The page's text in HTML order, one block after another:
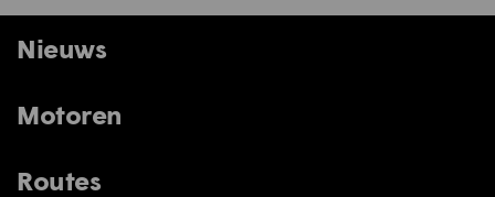
Nieuws
Motoren
Routes